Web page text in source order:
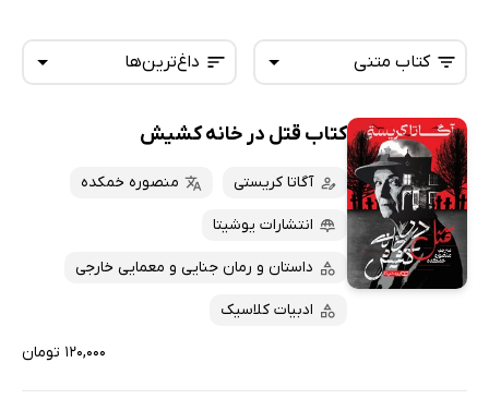
داغ‌ترین‌ها
تازه‌ها
داغ‌ترین‌ها
پرفروش‌ها
پربحث‌ها
کتاب متنی
همه کتاب‌ها
کتاب‌های صوتی
کتاب‌های متنی
کتاب قتل در خانه کشیش
آگاتا کریستی منصوره خمکده
انتشارات یوشیتا
داستان و رمان جنایی و معمایی خارجی
ادبیات کلاسیک
۱۲۰,۰۰۰ تومان